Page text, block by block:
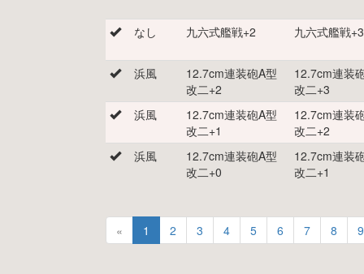
なし 九六式艦戦+2 九六式艦戦+3
浜風
12.7cm連装砲A型
改二+2
12.7cm連装
改二+3
浜風
12.7cm連装砲A型
改二+1
12.7cm連装
改二+2
浜風
12.7cm連装砲A型
改二+0
12.7cm連装
改二+1
« 1 2 3 4 5 6 7 8 9